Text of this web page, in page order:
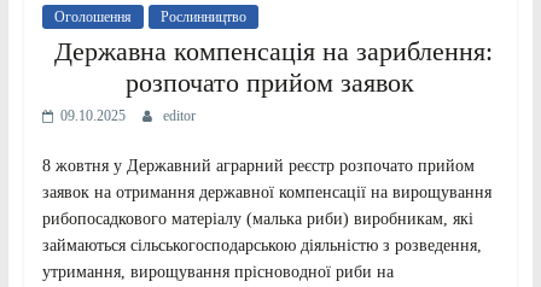
Оголошення Рослинництво
Державна компенсація на зариблення:
розпочато прийом заявок
09.10.2025 editor
8 жовтня у Державний аграрний реєстр розпочато прийом
заявок на отримання державної компенсації на вирощування
рибопосадкового матеріалу (малька риби) виробникам, які
займаються сільськогосподарською діяльністю з розведення,
утримання, вирощування прісноводної риби на